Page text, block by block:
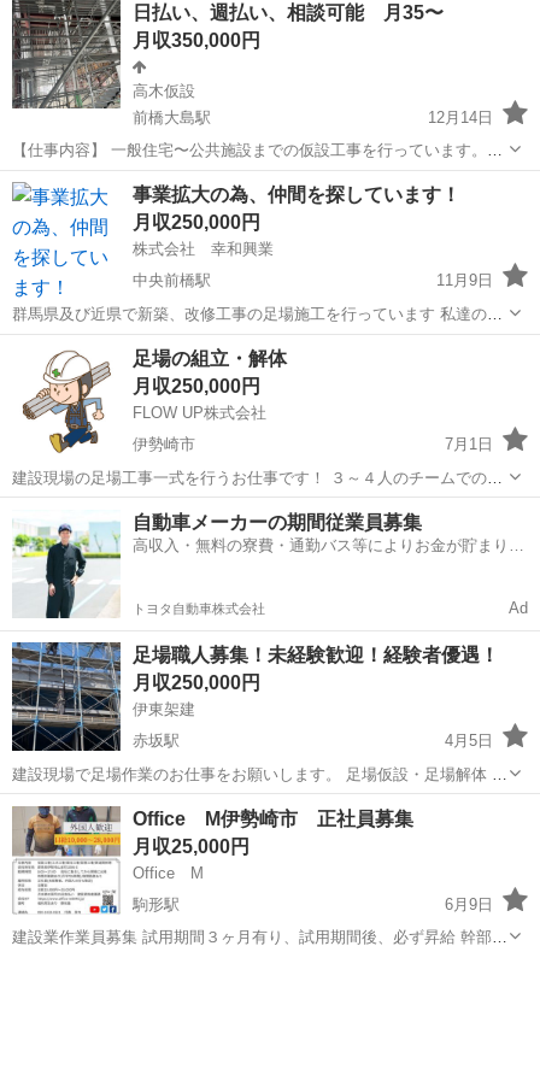
日払い、週払い、相談可能 月35〜
月収350,000円
高木仮設
前橋大島駅
12月14日
【仕事内容】 一般住宅〜公共施設までの仮設工事を行っています。
(初めは荷物運び程度の作業になります) 【雇用形態】 正社員 協力業者
【給与】 経験、資格により変わります 【勤務時間】 8:00〜17:...
群馬 前橋市 前橋大島駅 鳶職 社宅
事業拡大の為、仲間を探しています！
月収250,000円
株式会社 幸和興業
中央前橋駅
11月9日
群馬県及び近県で新築、改修工事の足場施工を行っています 私達の仕
事は沢山のお客様がいます。初めに発注していただいたお客様、足場
を使う全ての業者様の一人一人に喜んでもらえる事を皆で考え提供さ
せて頂いております。 未経験者 月給...
中央前橋駅 鳶職
足場の組立・解体
月収250,000円
FLOW UP株式会社
伊勢崎市
7月1日
建設現場の足場工事一式を行うお仕事です！ ３～４人のチームでの組
立（解体）なので、わからないことがあってもすぐに教えてもらえる
から未経験でも安心◎ 達成感を味わえるやりがいのあるお仕事です！
★注目ポイント 早く...
伊勢崎市 鳶職
自動車メーカーの期間従業員募集
高収入・無料の寮費・通勤バス等によりお金が貯まりや
トヨタ自動車株式会社 Ad
足場職人募集！未経験歓迎！経験者優遇！
月収250,000円
伊東架建
赤坂駅
4月5日
建設現場で足場作業のお仕事をお願いします。 足場仮設・足場解体 身
体を動かしたい方!!!体力をつけたい方!!! ガッツリ稼ぎたい方!!!元気が
有り余ってる方! 経験がある方!!!経験を増やしたい方!!! ...
群馬 前橋市 鳶職 足場
Office M伊勢崎市 正社員募集
月収25,000円
Office M
駒形駅
6月9日
建設業作業員募集 試用期間３ヶ月有り、試用期間後、必ず昇給 幹部候